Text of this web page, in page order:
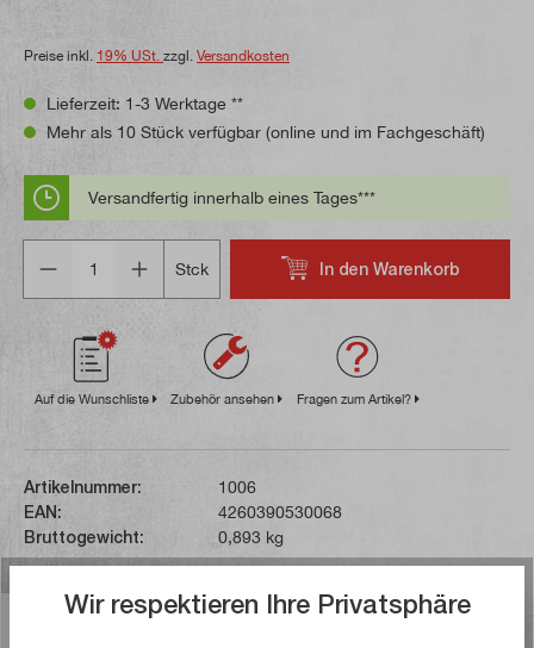
Preise inkl. 19% USt. zzgl. Versandkosten
Lieferzeit: 1-3 Werktage **
Mehr als 10 Stück verfügbar (online und im Fachgeschäft)
Versandfertig innerhalb eines Tages***
Stck
In den Warenkorb
Auf die Wunschliste Zubehör ansehen Fragen zum Artikel?
Artikelnummer:
1006
EAN:
4260390530068
Bruttogewicht:
0,893 kg
Beschreibung
Wir respektieren Ihre Privatsphäre